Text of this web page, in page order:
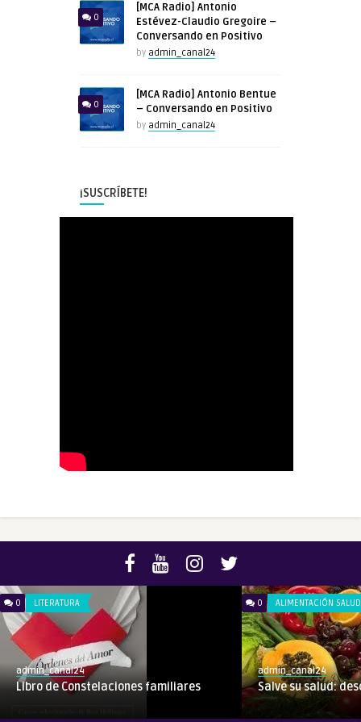
0
[MCA Radio] Antonio
Estévez-Claudio Gregoire –
Conversando en Positivo
by admin_canal24
0
[MCA Radio] Antonio Bentue
– Conversando en Positivo
by admin_canal24
¡SUSCRÍBETE!
0 LITERATURA
admin_canal24
Libro de Constelaciones familiares
0 ALIMENTACIÓN
admin_canal24
Salve su salud: